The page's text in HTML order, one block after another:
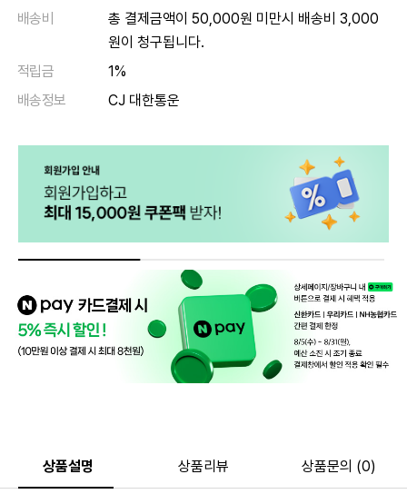
배송비
총 결제금액이 50,000원 미만시 배송비 3,000
원이 청구됩니다.
적립금
1%
배송정보
CJ 대한통운
상품설명 상품리뷰 상품문의 (0)